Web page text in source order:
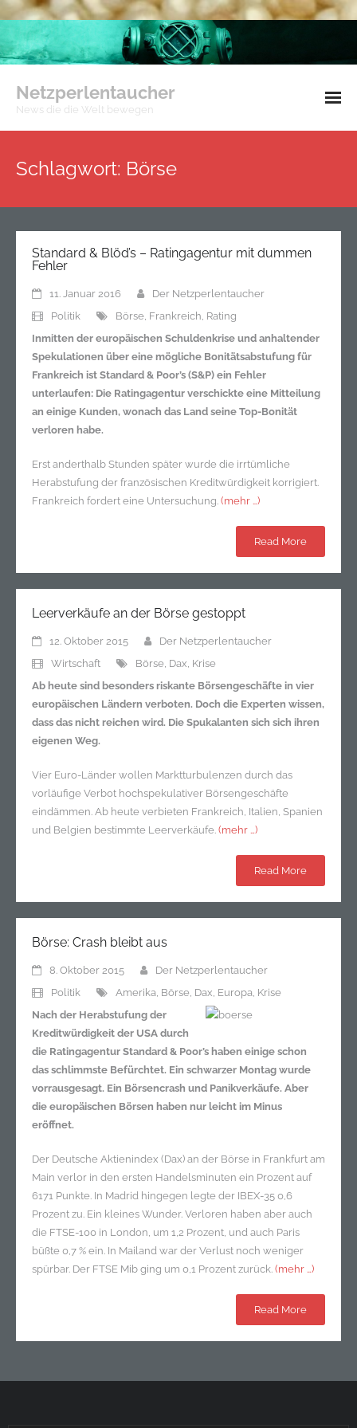
Netzperlentaucher
News die die Welt bewegen
Datenschutzerklärung
Schlagwort: Börse
Standard & Blöd’s – Ratingagentur mit dummen
Fehler
11. Januar 2016
Der Netzperlentaucher
Politik
Börse, Frankreich, Rating
Inmitten der europäischen Schuldenkrise und anhaltender
Spekulationen über eine mögliche Bonitätsabstufung für
Frankreich ist Standard & Poor’s (S&P) ein Fehler
unterlaufen: Die Ratingagentur verschickte eine Mitteilung
an einige Kunden, wonach das Land seine Top-Bonität
verloren habe.
Erst anderthalb Stunden später wurde die irrtümliche
Herabstufung der französischen Kreditwürdigkeit korrigiert.
Frankreich fordert eine Untersuchung. (mehr …)
Read More
Leerverkäufe an der Börse gestoppt
12. Oktober 2015
Der Netzperlentaucher
Wirtschaft
Börse, Dax, Krise
Ab heute sind besonders riskante Börsengeschäfte in vier
europäischen Ländern verboten. Doch die Experten wissen,
dass das nicht reichen wird. Die Spukalanten sich sich ihren
eigenen Weg.
Vier Euro-Länder wollen Marktturbulenzen durch das
vorläufige Verbot hochspekulativer Börsengeschäfte
eindämmen. Ab heute verbieten Frankreich, Italien, Spanien
und Belgien bestimmte Leerverkäufe. (mehr …)
Read More
Börse: Crash bleibt aus
8. Oktober 2015
Der Netzperlentaucher
Politik
Amerika, Börse, Dax, Europa, Krise
Nach der Herabstufung der
Kreditwürdigkeit der USA durch
die Ratingagentur Standard & Poor’s haben einige schon
das schlimmste Befürchtet. Ein schwarzer Montag wurde
vorrausgesagt. Ein Börsencrash und Panikverkäufe. Aber
die europäischen Börsen haben nur leicht im Minus
eröffnet.
Der Deutsche Aktienindex (Dax) an der Börse in Frankfurt am
Main verlor in den ersten Handelsminuten ein Prozent auf
6171 Punkte. In Madrid hingegen legte der IBEX-35 0,6
Prozent zu. Ein kleines Wunder. Verloren haben aber auch
die FTSE-100 in London, um 1,2 Prozent, und auch Paris
büßte 0,7 % ein. In Mailand war der Verlust noch weniger
spürbar. Der FTSE Mib ging um 0,1 Prozent zurück. (mehr …)
Read More